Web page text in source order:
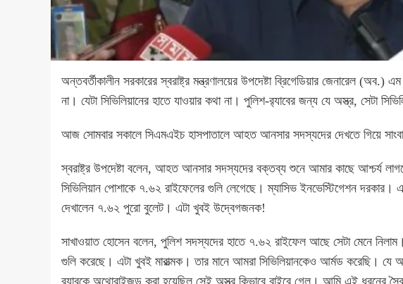
অন্তবর্তীকালীন সরকারের স্বরাষ্ট্র মন্ত্রণালয়ের উপদেষ্টা ব্রিগেডিয়ার জেনারেল (অব.)
না। যেটা সিভিলিয়ানের হাতে যাওয়ার কথা না। পুলিশ-র‍্যাবের জন্য যে অস্ত্র, সেটা
আজ সোমবার সকালে সিএমএইচ হাসপাতালে আহত আনসার সদস্যদের দেখতে গিয়ে
স্বরাষ্ট্র উপদেষ্টা বলেন, আহত আনসার সদস্যদের বক্তব্য শুনে আমার কাছে আশ্চর্য
সিভিলিয়ান পোশাকে ৭.৬২ রাইফেলের গুলি লেগেছে। ম্যাসিভ ইনভেস্টিগেশন দরকার।
দেখালেন ৭.৬২ পুরো বুলেট। এটা খুবই উদ্বেগজনক!
সাখাওয়াত হোসেন বলেন, পুলিশ সদস্যদের হাতে ৭.৬২ রাইফেল আছে সেটা মেনে
গুলি করেছে। এটা খুবই মারাত্মক। তার মানে আমরা সিভিলিয়ানকেও আর্মড করেছি। যে